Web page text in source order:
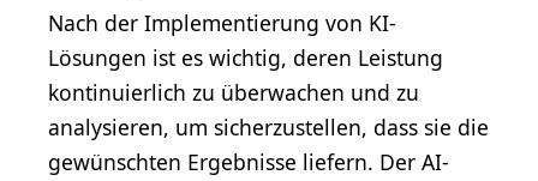
Nach der Implementierung von KI-
Lösungen ist es wichtig, deren Leistung
kontinuierlich zu überwachen und zu
analysieren, um sicherzustellen, dass sie die
gewünschten Ergebnisse liefern. Der AI-